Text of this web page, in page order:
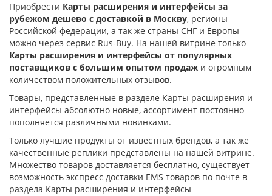
Приобрести Карты расширения и интерфейсы за
рубежом дешево с доставкой в Москву, регионы
Российской федерации, а так же страны СНГ и Европы
можно через сервис Rus-Buy. На нашей витрине только
Карты расширения и интерфейсы от популярных
поставщиков с большим опытом продаж и огромным
количеством положительных отзывов.
Товары, представленные в разделе Карты расширения и
интерфейсы абсолютно новые, ассортимент постоянно
пополняется различными новинками.
Только лучшие продукты от известных брендов, а так же
качественные реплики представлены на нашей витрине.
Множество товаров доставляется бесплатно, существует
возможность экспресс доставки EMS товаров по почте в
раздела Карты расширения и интерфейсы